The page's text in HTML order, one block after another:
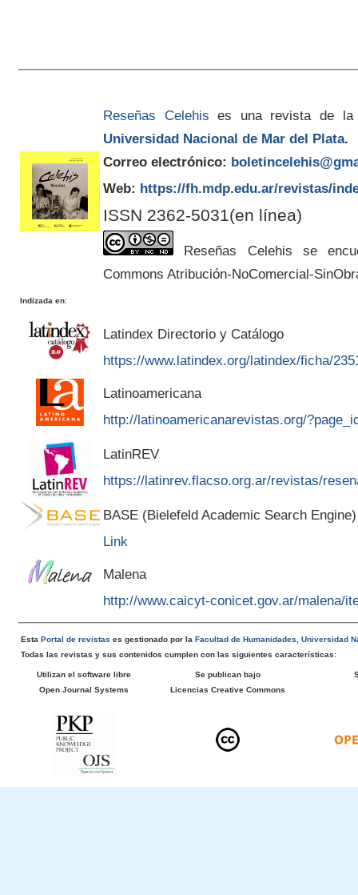
Reseñas Celehis es una revista de la
Universidad Nacional de Mar del Plata.
Correo electrónico:
Web: https://fh.mdp.edu.ar/revistas/
ISSN 2362-5031(en línea)
Reseñas Celehis se
Commons Atribución-NoComercial-
Indizada en:
Latindex Directorio y Catálogo
https://www.latindex.org/latindex/ficha/
Latinoamericana
http://latinoamericanarevistas.org/
LatinREV
https://latinrev.flacso.org.ar/revistas/
BASE (Bielefeld Academic Search Engine)
Link
Malena
http://www.caicyt-conicet.gov.ar/malena/
EstaPortal de revistas es gestionado por laFacultad de Humanidades ,Universidad
Todas las revistas y sus contenidos cumplen con las siguientes características:
Utilizan el software libre
Open Journal Systems
Se publican bajo
Licencias Creative Commons